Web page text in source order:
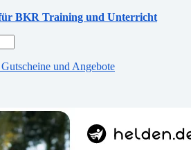
BKR Training und Unterricht